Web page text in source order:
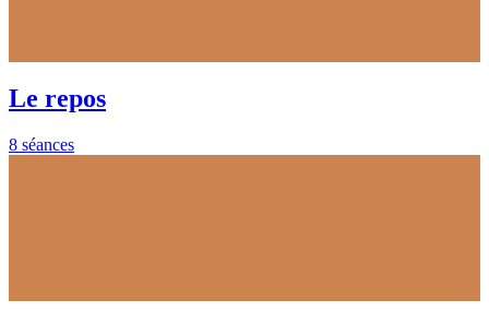
Le repos
8 séances